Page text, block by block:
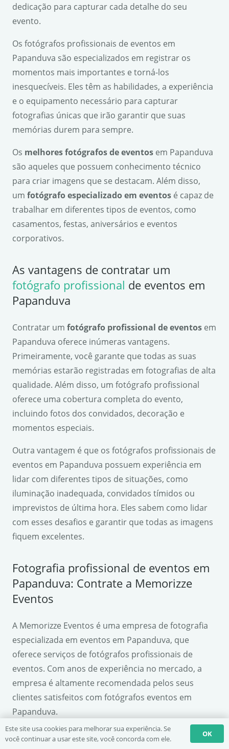
dedicação para capturar cada detalhe do seu
evento.
Os fotógrafos profissionais de eventos em
Papanduva são especializados em registrar os
momentos mais importantes e torná-los
inesquecíveis. Eles têm as habilidades, a experiência
e o equipamento necessário para capturar
fotografias únicas que irão garantir que suas
memórias durem para sempre.
Os melhores fotógrafos de eventos em Papanduva
são aqueles que possuem conhecimento técnico
para criar imagens que se destacam. Além disso,
um fotógrafo especializado em eventos é capaz de
trabalhar em diferentes tipos de eventos, como
casamentos, festas, aniversários e eventos
corporativos.
As vantagens de contratar um
fotógrafo profissional de eventos em
Papanduva
Contratar um fotógrafo profissional de eventos em
Papanduva oferece inúmeras vantagens.
Primeiramente, você garante que todas as suas
memórias estarão registradas em fotografias de alta
qualidade. Além disso, um fotógrafo profissional
oferece uma cobertura completa do evento,
incluindo fotos dos convidados, decoração e
momentos especiais.
Outra vantagem é que os fotógrafos profissionais de
eventos em Papanduva possuem experiência em
lidar com diferentes tipos de situações, como
iluminação inadequada, convidados tímidos ou
imprevistos de última hora. Eles sabem como lidar
com esses desafios e garantir que todas as imagens
fiquem excelentes.
Fotografia profissional de eventos em
Papanduva: Contrate a Memorizze
Eventos
A Memorizze Eventos é uma empresa de fotografia
especializada em eventos em Papanduva, que
oferece serviços de fotógrafos profissionais de
eventos. Com anos de experiência no mercado, a
empresa é altamente recomendada pelos seus
clientes satisfeitos com fotógrafos eventos em
Papanduva.
SERVIÇOS OFERECIDOS
VANTAGENS
Este site usa cookies para melhorar sua experiência. Se
você continuar a usar este site, você concorda com ele.
OK